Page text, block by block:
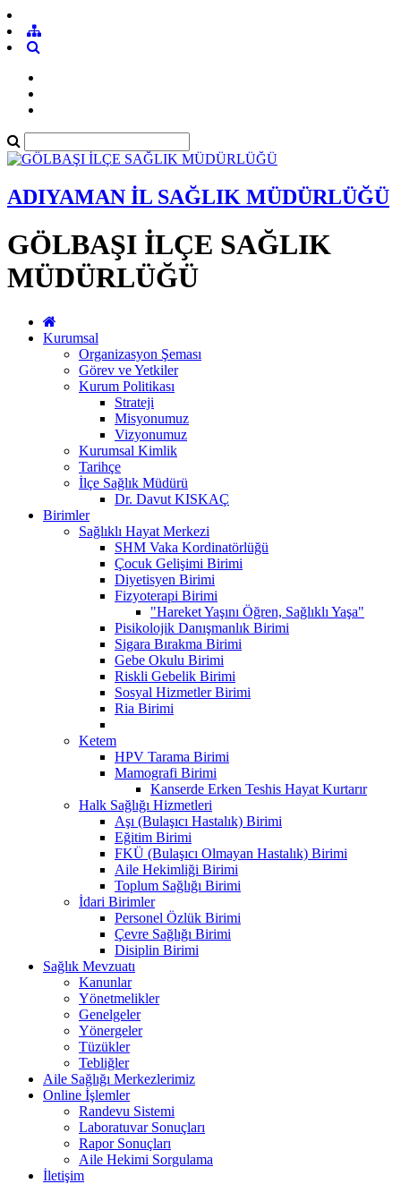
ADIYAMAN İL SAĞLIK MÜDÜRLÜĞÜ
GÖLBAŞI İLÇE SAĞLIK
MÜDÜRLÜĞÜ
Kurumsal
Organizasyon Şeması
Görev ve Yetkiler
Kurum Politikası
Strateji
Misyonumuz
Vizyonumuz
Kurumsal Kimlik
Tarihçe
İlçe Sağlık Müdürü
Dr. Davut KISKAÇ
Birimler
Sağlıklı Hayat Merkezi
SHM Vaka Kordinatörlüğü
Çocuk Gelişimi Birimi
Diyetisyen Birimi
Fizyoterapi Birimi
"Hareket Yaşını Öğren, Sağlıklı Yaşa"
Pisikolojik Danışmanlık Birimi
Sigara Bırakma Birimi
Gebe Okulu Birimi
Riskli Gebelik Birimi
Sosyal Hizmetler Birimi
Ria Birimi
Ketem
HPV Tarama Birimi
Mamografi Birimi
Kanserde Erken Teshis Hayat Kurtarır
Halk Sağlığı Hizmetleri
Aşı (Bulaşıcı Hastalık) Birimi
Eğitim Birimi
FKÜ (Bulaşıcı Olmayan Hastalık) Birimi
Aile Hekimliği Birimi
Toplum Sağlığı Birimi
İdari Birimler
Personel Özlük Birimi
Çevre Sağlığı Birimi
Disiplin Birimi
Sağlık Mevzuatı
Kanunlar
Yönetmelikler
Genelgeler
Yönergeler
Tüzükler
Tebliğler
Aile Sağlığı Merkezlerimiz
Online İşlemler
Randevu Sistemi
Laboratuvar Sonuçları
Rapor Sonuçları
Aile Hekimi Sorgulama
İletişim